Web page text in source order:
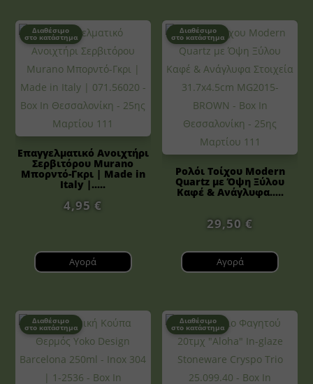
Διαθέσιμο
στο κατάστημα
Επαγγελματικό Ανοιχτήρι
Σερβιτόρου Murano
Μπορντό-Γκρι | Made in
Italy |.....
4,95€
Αγορά
Διαθέσιμο
στο κατάστημα
Ρολόι Τοίχου Modern
Quartz με Όψη Ξύλου
Καφέ & Ανάγλυφα.....
29,50€
Αγορά
Διαθέσιμο
στο κατάστημα
Διαθέσιμο
στο κατάστημα